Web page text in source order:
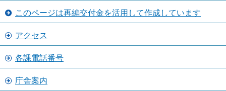
このページは再編交付金を活用して作成しています
アクセス
各課電話番号
庁舎案内